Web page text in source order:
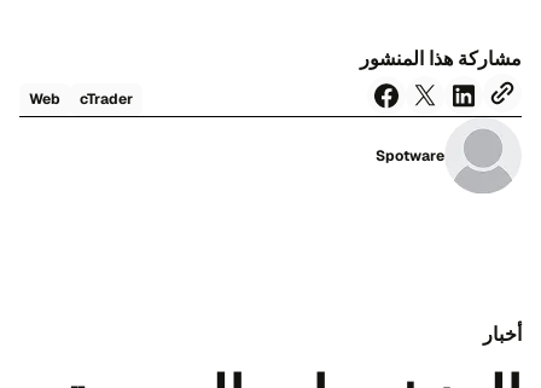
مشاركة هذا المنشور
cTrader
Web
Spotware
أخبار